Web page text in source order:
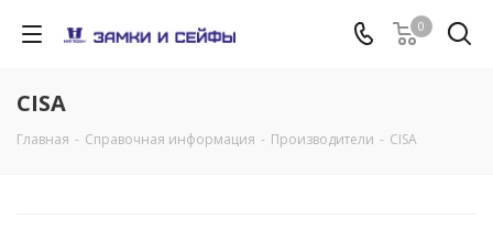
0
CISA
Главная - Справочная информация - Производители - CISA